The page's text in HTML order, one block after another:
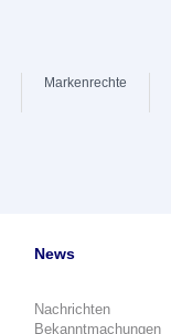
Markenrechte
News
Nachrichten
Bekanntmachungen